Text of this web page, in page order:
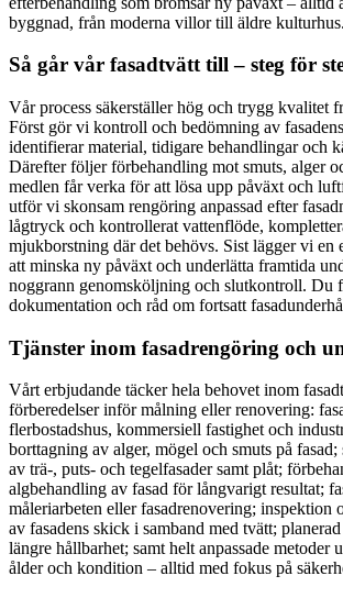
byggnad, från moderna villor till äldre kulturhus.
Så går vår fasadtvätt till – steg för
Vår process säkerställer hög och trygg kvalitet
Först gör vi kontroll och bedömning av
identifierar material, tidigare behandlingar och
Därefter följer förbehandling mot smuts, alger
medlen får verka för att lösa upp påväxt och
utför vi skonsam rengöring anpassad efter
lågtryck och kontrollerat vattenflöde,
mjukborstning där det behövs. Sist lägger vi en
att minska ny påväxt och underlätta framtida
noggrann genomsköljning och slutkontroll. Du
dokumentation och råd om fortsatt
Tjänster inom fasadrengöring och
Vårt erbjudande täcker hela behovet inom
förberedelser inför målning eller renovering:
flerbostadshus, kommersiell fastighet och
borttagning av alger, mögel och smuts på
av trä-, puts- och tegelfasader samt plåt;
algbehandling av fasad för långvarigt resultat;
måleriarbeten eller fasadrenovering; inspektion
av fasadens skick i samband med tvätt;
längre hållbarhet; samt helt anpassade metoder
ålder och kondition – alltid med fokus på